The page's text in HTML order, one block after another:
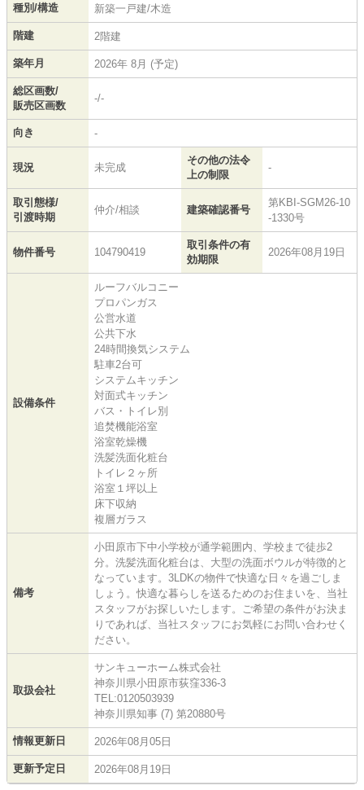
種別/構造 新築一戸建/木造
階建 2階建
築年月 2026年 8月 (予定)
総区画数/
販売区画数
-/-
向き -
現況 未完成
その他の法令
上の制限
-
取引態様/
引渡時期
仲介/相談 建築確認番号
第KBI-SGM26-10
-1330号
物件番号 104790419
取引条件の有
効期限
2026年08月19日
設備条件
ルーフバルコニー
プロパンガス
公営水道
公共下水
24時間換気システム
駐車2台可
システムキッチン
対面式キッチン
バス・トイレ別
追焚機能浴室
浴室乾燥機
洗髪洗面化粧台
トイレ２ヶ所
浴室１坪以上
床下収納
複層ガラス
備考
小田原市下中小学校が通学範囲内、学校まで徒歩2
分。洗髪洗面化粧台は、大型の洗面ボウルが特徴的と
なっています。3LDKの物件で快適な日々を過ごしま
しょう。快適な暮らしを送るためのお住まいを、当社
スタッフがお探しいたします。ご希望の条件がお決ま
りであれば、当社スタッフにお気軽にお問い合わせく
ださい。
取扱会社
サンキューホーム株式会社
神奈川県小田原市荻窪336-3
TEL:0120503939
神奈川県知事 (7) 第20880号
情報更新日 2026年08月05日
更新予定日 2026年08月19日